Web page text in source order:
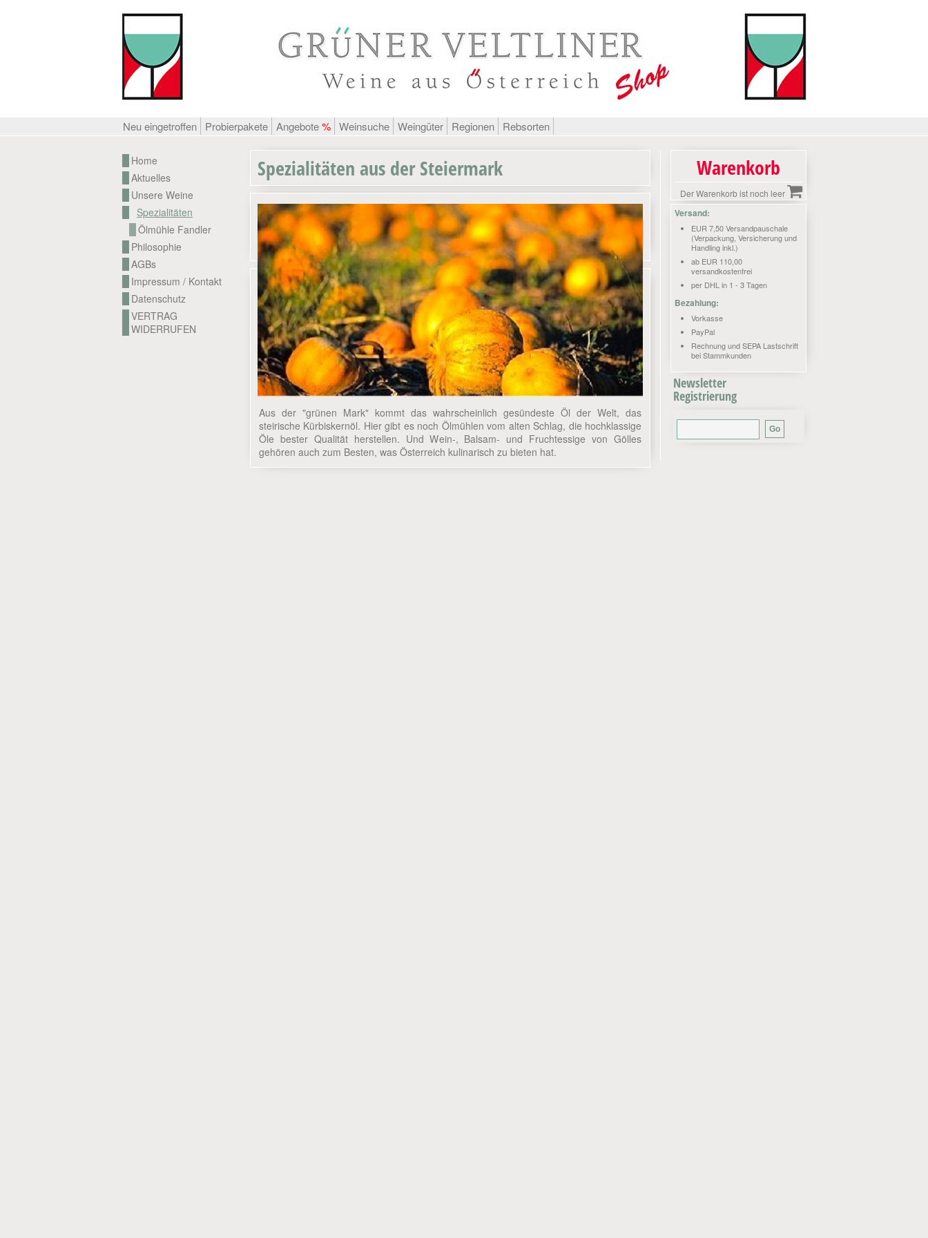
Neu eingetroffen Probierpakete Angebote% Weinsuche Weingüter Regionen Rebsorten
Home
Aktuelles
Unsere Weine
Spezialitäten
Ölmühle Fandler
Philosophie
AGBs
Impressum / Kontakt
Datenschutz
VERTRAG
WIDERRUFEN
Spezialitäten aus der Steiermark
Aus der "grünen Mark" kommt das wahrscheinlich gesündeste Öl der Welt, das
steirische Kürbiskernöl. Hier gibt es noch Ölmühlen vom alten Schlag, die hochklassige
Öle bester Qualität herstellen. Und Wein-, Balsam- und Fruchtessige von Gölles
gehören auch zum Besten, was Österreich kulinarisch zu bieten hat.
Warenkorb
Der Warenkorb ist noch leer
Versand:
EUR 7,50 Versandpauschale
(Verpackung, Versicherung und
Handling inkl.)
ab EUR 110,00
versandkostenfrei
per DHL in 1 - 3 Tagen
Bezahlung:
Vorkasse
PayPal
Rechnung und SEPA Lastschrift
bei Stammkunden
Newsletter
Registrierung